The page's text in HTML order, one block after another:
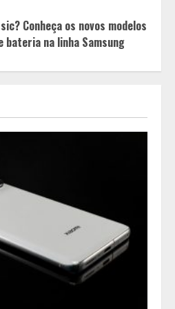
Conheça os novos modelos
bateria na linha Samsung